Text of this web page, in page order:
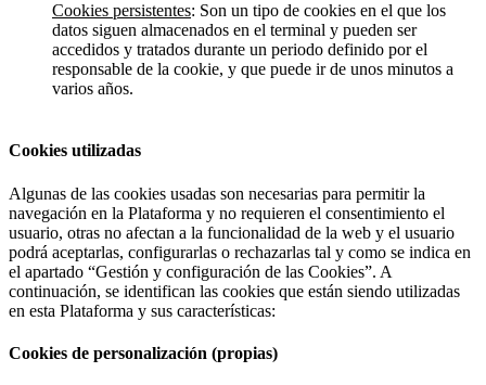
Cookies persistentes: Son un tipo de cookies en el que los
datos siguen almacenados en el terminal y pueden ser
accedidos y tratados durante un periodo definido por el
responsable de la cookie, y que puede ir de unos minutos a
varios años.
Cookies utilizadas
Algunas de las cookies usadas son necesarias para permitir la
navegación en la Plataforma y no requieren el consentimiento el
usuario, otras no afectan a la funcionalidad de la web y el usuario
podrá aceptarlas, configurarlas o rechazarlas tal y como se indica en
el apartado “Gestión y configuración de las Cookies”. A
continuación, se identifican las cookies que están siendo utilizadas
en esta Plataforma y sus características:
Cookies de personalización (propias)